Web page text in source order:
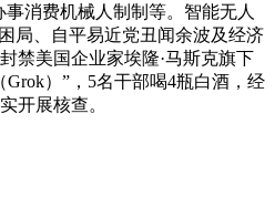
消费机械人制制等。智能无人
局、自平易近党丑闻余波及经济
禁美国企业家埃隆·马斯克旗下
）”，5名干部喝4瓶白酒，经
开展核查。